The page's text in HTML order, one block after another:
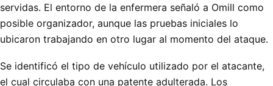
servidas. El entorno de la enfermera señaló a Omill como
posible organizador, aunque las pruebas iniciales lo
ubicaron trabajando en otro lugar al momento del ataque.
Se identificó el tipo de vehículo utilizado por el atacante,
el cual circulaba con una patente adulterada. Los